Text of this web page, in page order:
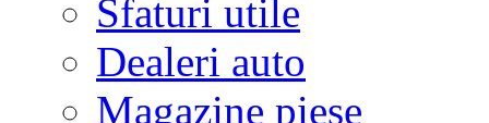
Sfaturi utile
Dealeri auto
Magazine piese